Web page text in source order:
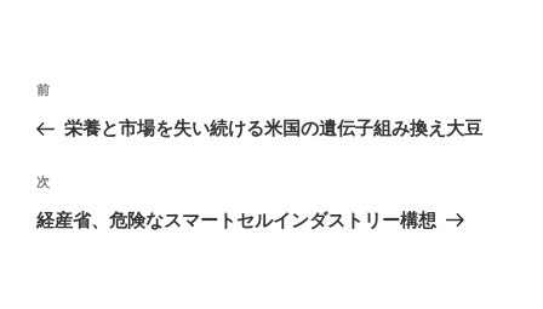
投
稿
ビ
ゲ
前
の
稿
前
栄養と市場を失い続ける米国の遺伝子組み換え大豆
次
の
次
経産省、危険なスマートセルインダストリー構想